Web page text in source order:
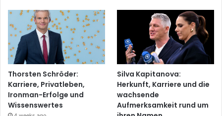
Thorsten Schröder:
Karriere, Privatleben,
Ironman-Erfolge und
Wissenswertes
Silva Kapitanova:
Herkunft, Karriere und die
wachsende
Aufmerksamkeit rund um